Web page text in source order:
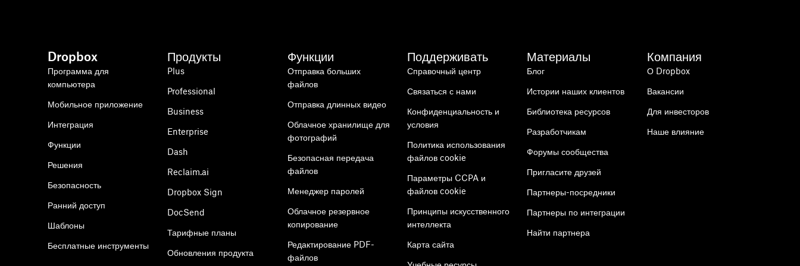
Dropbox
Программа для
компьютера
Мобильное приложение
Интеграция
Функции
Решения
Безопасность
Ранний доступ
Шаблоны
Бесплатные инструменты
Продукты
Plus
Professional
Business
Enterprise
Dash
Reclaim.ai
Dropbox Sign
DocSend
Тарифные планы
Обновления продукта
Функции
Отправка больших
файлов
Отправка длинных видео
Облачное хранилище для
фотографий
Безопасная передача
файлов
Менеджер паролей
Облачное резервное
копирование
Редактирование PDF-
файлов
Поддерживать
Справочный центр
Связаться с нами
Конфиденциальность и
условия
Политика использования
файлов cookie
Параметры CCPA и
файлов cookie
Принципы искусственного
интеллекта
Карта сайта
Материалы
Блог
Истории наших клиентов
Библиотека ресурсов
Разработчикам
Форумы сообщества
Пригласите друзей
Партнеры-посредники
Партнеры по интеграции
Найти партнера
Компания
О Dropbox
Вакансии
Для инвесторов
Наше влияние